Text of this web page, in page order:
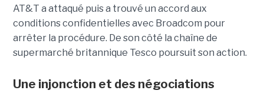
AT&T a attaqué puis a trouvé un accord aux
conditions confidentielles avec Broadcom pour
arrêter la procédure. De son côté la chaîne de
supermarché britannique Tesco poursuit son action.
Une injonction et des négociations